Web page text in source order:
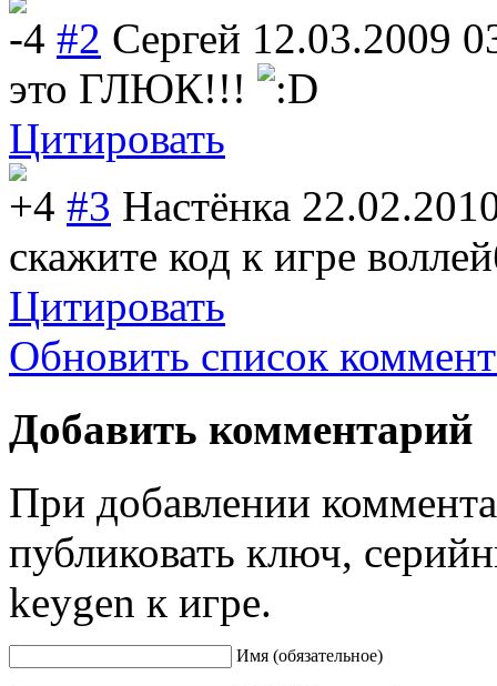
-4 #2 Сергей 12.03.2009
это ГЛЮК!!!
Цитировать
+4 #3 Настёнка
скажите код к игре
Цитировать
Обновить список
Добавить комментарий
При добавлении
публиковать ключ,
keygen к игре.
Имя (обязательное)